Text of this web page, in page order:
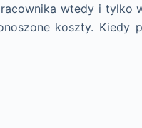
wtedy i tylko
koszty. Kiedy